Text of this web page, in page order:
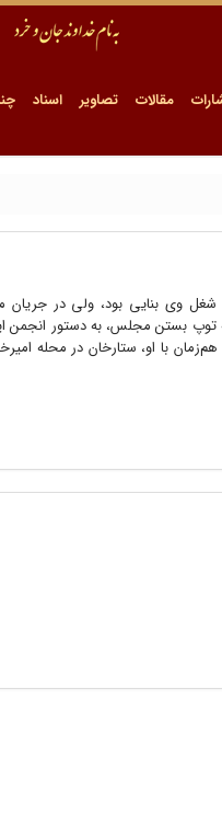
مقالات تصاویر اسناد
حاج رضا بنّا و شغل وی بنایی بود،
بستن مجلس، به دستور انجمن
با او، ستارخان در محله